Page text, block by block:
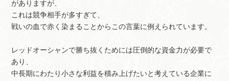
がありますが、
これは競争相手が多すぎて、
戦いの血で赤く染まることからこの言葉に例えられています。
レッドオーシャンで勝ち抜くためには圧倒的な資金力が必要で
あり、
中長期にわたり小さな利益を積み上げたいと考えている企業に